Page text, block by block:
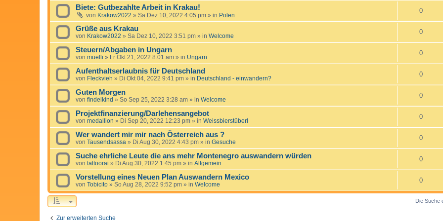
Biete: Gutbezahlte Arbeit in Krakau!
von Krakow2022 » Sa Dez 10, 2022 4:05 pm » in Polen
0
Grüße aus Krakau
von Krakow2022 » Sa Dez 10, 2022 3:51 pm » in Welcome
0
Steuern/Abgaben in Ungarn
von muelli » Fr Okt 21, 2022 8:01 am » in Ungarn
0
Aufenthaltserlaubnis für Deutschland
von Fleckvieh » Di Okt 04, 2022 9:41 pm » in Deutschland - einwandern?
0
Guten Morgen
von findelkind » So Sep 25, 2022 3:28 am » in Welcome
0
Projektfinanzierung/Darlehensangebot
von medallion » Di Sep 20, 2022 12:23 pm » in Weissbierstüberl
0
Wer wandert mir mir nach Österreich aus ?
von Tausendsassa » Di Aug 30, 2022 4:43 pm » in Gesuche
0
Suche ehrliche Leute die ans mehr Montenegro auswandern würden
von tattoorai » Di Aug 30, 2022 1:45 pm » in Allgemein
0
Vorstellung eines Neuen Plan Auswandern Mexico
von Tobicito » So Aug 28, 2022 9:52 pm » in Welcome
0
Die Suche
Zur erweiterten Suche